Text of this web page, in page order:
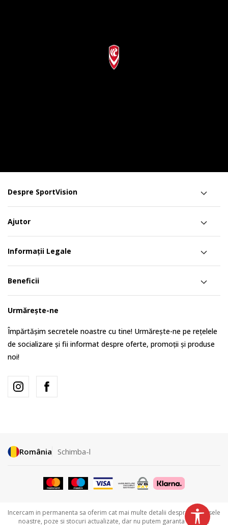
Despre SportVision
Ajutor
Informații Legale
Beneficii
Urmărește-ne
Împărtășim secretele noastre cu tine! Urmărește-ne pe rețelele
de socializare și fii informat despre oferte, promoții și produse
noi!
România Schimba-l
Incercam in permanenta sa oferim cat mai multe detalii despre produsele
noastre, poze si stocuri actualizate, dar nu putem garanta ca toate